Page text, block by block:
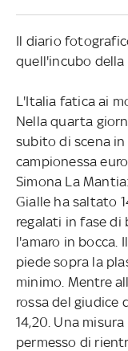
Il diario
quell'incubo
L'Italia fatica ai
Nella quarta
subito di scena
campionessa
Simona La
Gialle ha saltato
regalati in fase di
l'amaro in bocca.
piede sopra la
minimo. Mentre
rossa del giudice
14,20. Una
permesso di